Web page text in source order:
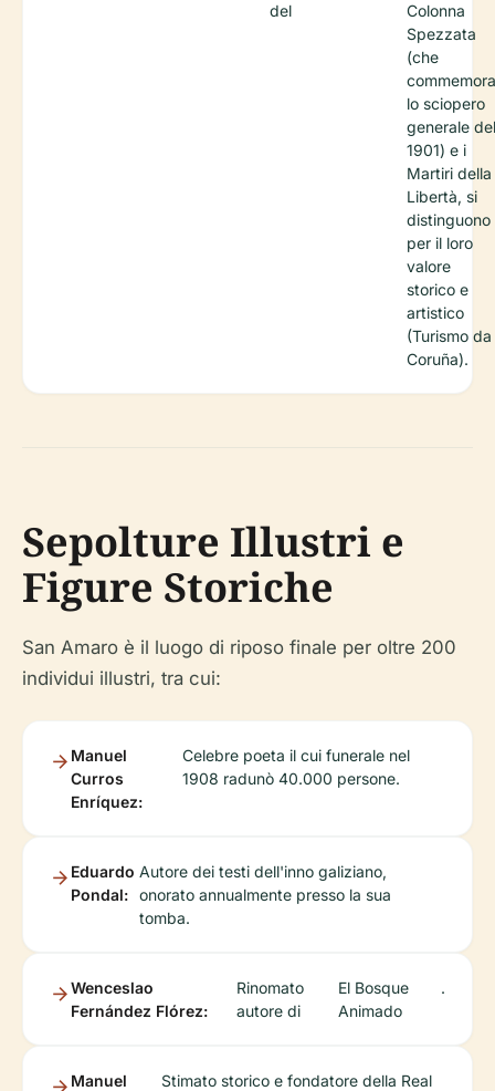
del
Colonna
Spezzata
(che
commemora
lo sciopero
generale del
1901) e i
Martiri della
Libertà, si
distinguono
per il loro
valore
storico e
artistico
(Turismo da
Coruña).
Sepolture Illustri e
Figure Storiche
San Amaro è il luogo di riposo finale per oltre 200
individui illustri, tra cui:
Manuel
Curros
Enríquez:
Celebre poeta il cui funerale nel
1908 radunò 40.000 persone.
Eduardo
Pondal:
Autore dei testi dell'inno galiziano,
onorato annualmente presso la sua
tomba.
Wenceslao
Fernández Flórez:
Rinomato
autore di
El Bosque
Animado
.
Manuel
Stimato storico e fondatore della Real